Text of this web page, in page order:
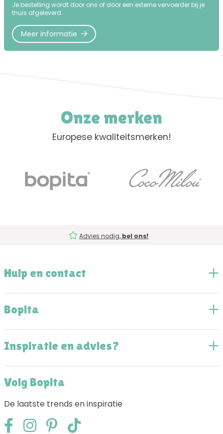
Je bestelling wordt door ons of door een externe vervoerder bij je
thuis afgeleverd.
Meer informatie
Onze merken
Europese kwaliteitsmerken!
Advies nodig, bel ons!
Hulp en contact
Bopita
Inspiratie en advies?
Volg Bopita
De laatste trends en inspiratie